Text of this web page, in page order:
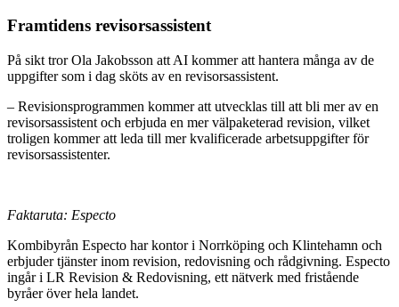
Framtidens revisorsassistent
På sikt tror Ola Jakobsson att AI kommer att hantera många av de
uppgifter som i dag sköts av en revisorsassistent.
– Revisionsprogrammen kommer att utvecklas till att bli mer av en
revisorsassistent och erbjuda en mer välpaketerad revision, vilket
troligen kommer att leda till mer kvalificerade arbetsuppgifter för
revisorsassistenter.
Faktaruta: Especto
Kombibyrån Especto har kontor i Norrköping och Klintehamn och
erbjuder tjänster inom revision, redovisning och rådgivning. Especto
ingår i LR Revision & Redovisning, ett nätverk med fristående
byråer över hela landet.